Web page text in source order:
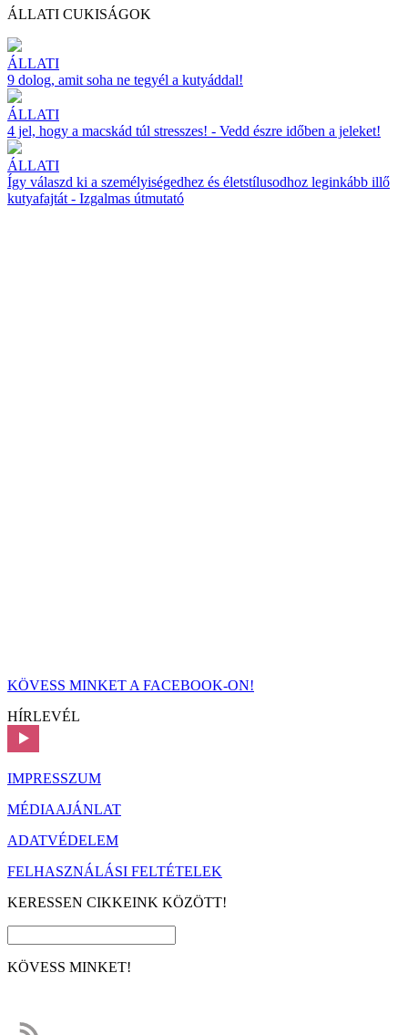
ÁLLATI CUKISÁGOK
ÁLLATI
9 dolog, amit soha ne tegyél a kutyáddal!
ÁLLATI
4 jel, hogy a macskád túl stresszes! - Vedd észre időben a jeleket!
ÁLLATI
Így válaszd ki a személyiségedhez és életstílusodhoz leginkább illő
kutyafajtát - Izgalmas útmutató
KÖVESS MINKET A FACEBOOK-ON!
HÍRLEVÉL
IMPRESSZUM
MÉDIAAJÁNLAT
ADATVÉDELEM
FELHASZNÁLÁSI FELTÉTELEK
KERESSEN CIKKEINK KÖZÖTT!
KÖVESS MINKET!